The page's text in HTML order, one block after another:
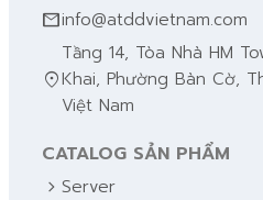
mailinfo@atddvietnam.com
location_on
Tầng 14, Tòa Nhà HM
Khai, Phường Bàn Cờ,
Việt Nam
CATALOG SẢN PHẨM
chevron_right Server